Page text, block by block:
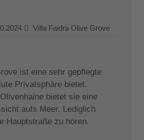
Villa Faidra Olive Grove
ist eine sehr gepflegte
Privatsphäre bietet.
bietet sie eine
aufs Meer. Lediglich
Hauptstraße zu hören.